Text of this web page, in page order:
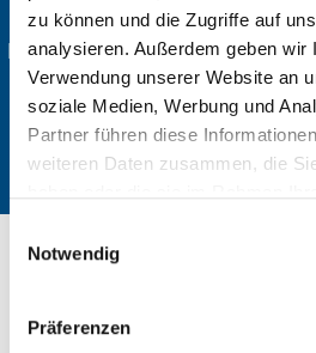
zu können und die Zugriffe auf
analysieren. Außerdem geben wir
Verwendung unserer Website an
soziale Medien, Werbung und
Partner führen diese
weiteren Daten zusammen, die
Notwendig
Präferenzen
und Betrieb einer Software-
Infrastrukturelemente,
Dienste vernetzt und den Abruf
standardisierte
Jetzt lesen